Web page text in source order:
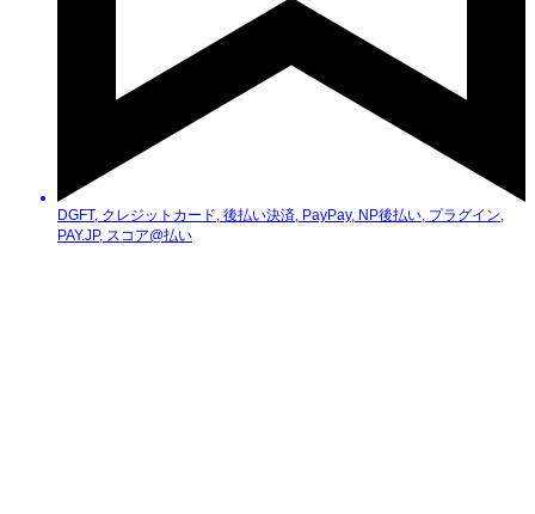
DGFT, クレジットカード, 後払い決済, PayPay, NP後払い, プラグイン,
PAY.JP, スコア@払い